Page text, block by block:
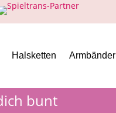
Halsketten Armbänder
bunt